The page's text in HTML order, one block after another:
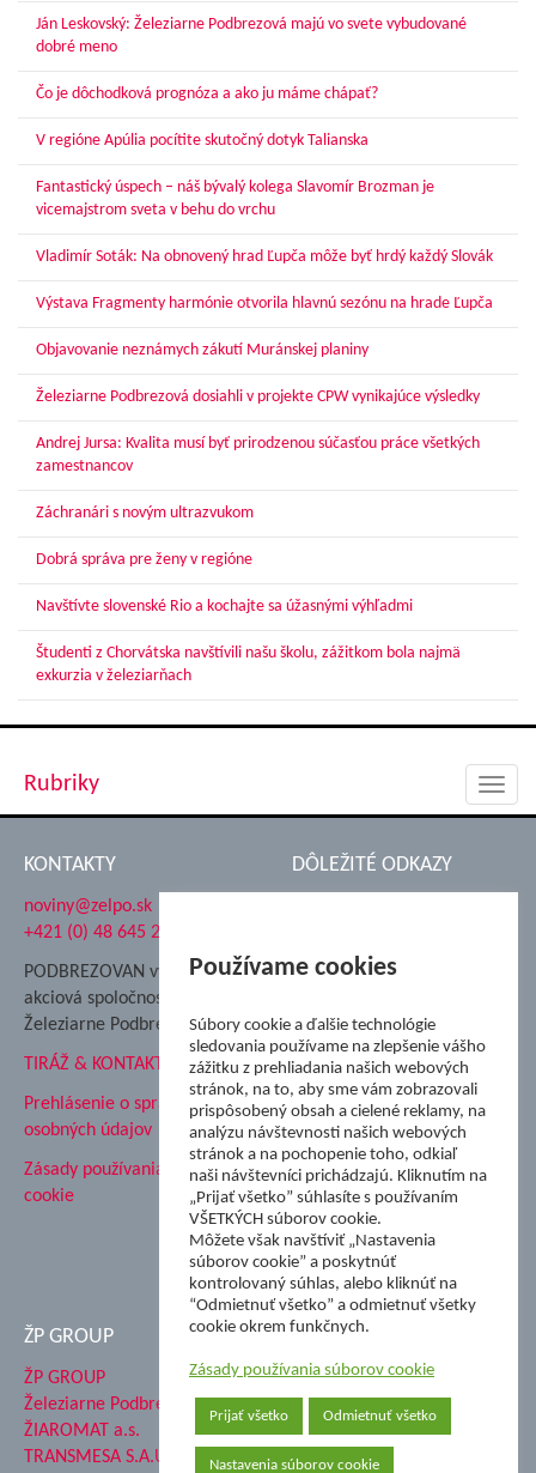
Ján Leskovský: Železiarne Podbrezová majú vo svete vybudované
dobré meno
Čo je dôchodková prognóza a ako ju máme chápať?
V regióne Apúlia pocítite skutočný dotyk Talianska
Fantastický úspech – náš bývalý kolega Slavomír Brozman je
vicemajstrom sveta v behu do vrchu
Vladimír Soták: Na obnovený hrad Ľupča môže byť hrdý každý Slovák
Výstava Fragmenty harmónie otvorila hlavnú sezónu na hrade Ľupča
Objavovanie neznámych zákutí Muránskej planiny
Železiarne Podbrezová dosiahli v projekte CPW vynikajúce výsledky
Andrej Jursa: Kvalita musí byť prirodzenou súčasťou práce všetkých
zamestnancov
Záchranári s novým ultrazvukom
Dobrá správa pre ženy v regióne
Navštívte slovenské Rio a kochajte sa úžasnými výhľadmi
Študenti z Chorvátska navštívili našu školu, zážitkom bola najmä
exkurzia v železiarňach
Rubriky
KONTAKTY
noviny@zelpo.sk
+421 (0) 48 645 2711
PODBREZOVAN vydáva
akciová spoločnosť
Železiarne Podbrezová
TIRÁŽ & KONTAKT
Prehlásenie o spracovaní
osobných údajov
Zásady používania súborov
cookie
DÔLEŽITÉ ODKAZY
Nadácia Železiarne
ŽP Informatika s.r.o.
ŠK Železiarne Podbrezová
Tále a.s.
ŽP GROUP
ŽP GROUP
Železiarne Podbrezová a.s.
ŽIAROMAT a.s.
TRANSMESA S.A.U.
Používame cookies
Súbory cookie a ďalšie technológie
sledovania používame na zlepšenie vášho
zážitku z prehliadania našich webových
stránok, na to, aby sme vám zobrazovali
prispôsobený obsah a cielené reklamy, na
analýzu návštevnosti našich webových
stránok a na pochopenie toho, odkiaľ
naši návštevníci prichádzajú. Kliknutím na
„Prijať všetko” súhlasíte s používaním
VŠETKÝCH súborov cookie.
Môžete však navštíviť „Nastavenia
súborov cookie” a poskytnúť
kontrolovaný súhlas, alebo kliknúť na
“Odmietnuť všetko” a odmietnuť všetky
cookie okrem funkčnych.
Zásady používania súborov cookie
Prijať všetko Odmietnuť všetko
Nastavenia súborov cookie